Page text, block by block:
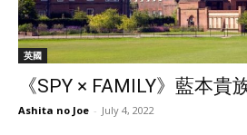
英國
《SPY × FAMILY》藍本貴
Ashita no Joe - July 4, 2022